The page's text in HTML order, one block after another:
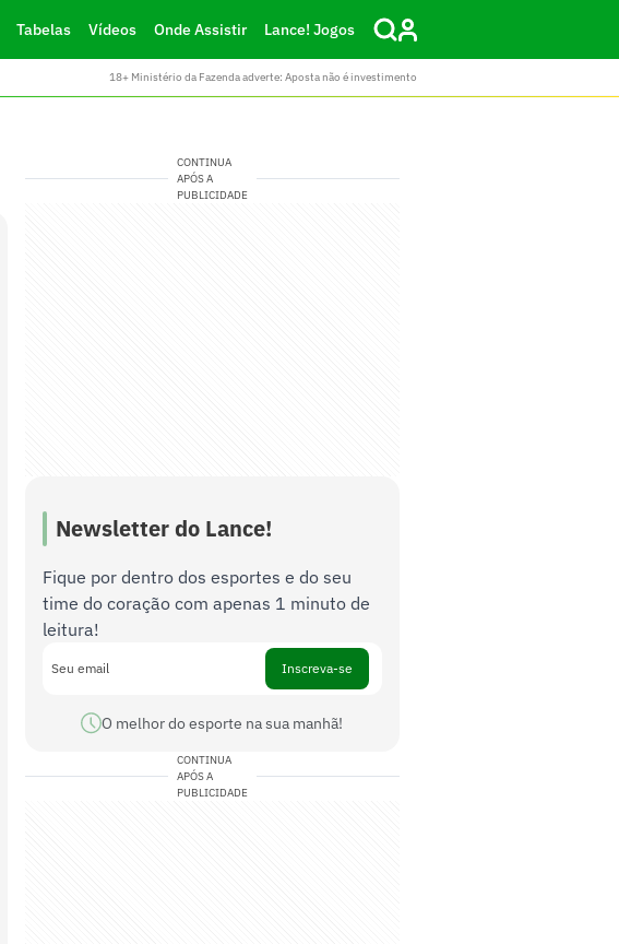
Tabelas Vídeos Onde Assistir Lance! Jogos
18+ Ministério da Fazenda adverte: Aposta não é investimento
CONTINUA
APÓS A
PUBLICIDADE
Newsletter do Lance!
Fique por dentro dos esportes e do seu
time do coração com apenas 1 minuto de
leitura!
Inscreva-se
O melhor do esporte na sua manhã!
CONTINUA
APÓS A
PUBLICIDADE